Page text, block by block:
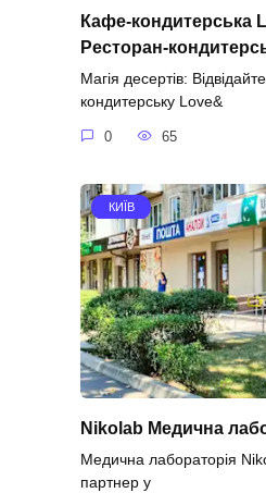
Кафе-кондитерська
Ресторан-
Магія десертів:
кондитерську Love&
0 65
КИЇВ
Nikolab Медична
Медична лабораторія
партнер у